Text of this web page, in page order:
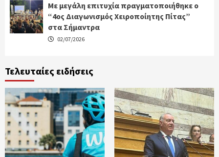
Με μεγάλη επιτυχία πραγματοποιήθηκε ο
“4ος Διαγωνισμός Χειροποίητης Πίτας”
στα Σήμαντρα
02/07/2026
Τελευταίες ειδήσεις